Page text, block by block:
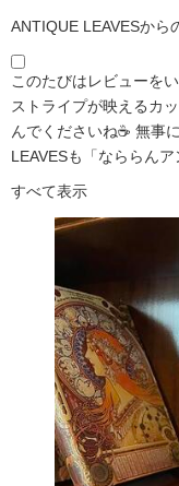
ANTIQUE LEAVESから
このたびはレビューを
ストライプが映えるカ
んでくださいね☕ 無事
LEAVESも「なららん
すべて表示